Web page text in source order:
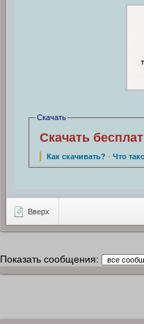
Скачать
Скачать
Как скачивать? ·Что
Вверх
Показать сообщения: